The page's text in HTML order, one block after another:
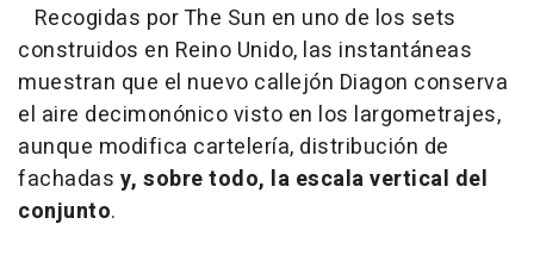
Recogidas por The Sun en uno de los sets
construidos en Reino Unido, las instantáneas
muestran que el nuevo callejón Diagon conserva
el aire decimonónico visto en los largometrajes,
aunque modifica cartelería, distribución de
fachadas y, sobre todo, la escala vertical del
conjunto.